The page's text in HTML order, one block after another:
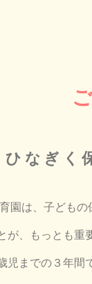
ひなぎく
は、子ども
、もっとも
児までの３年